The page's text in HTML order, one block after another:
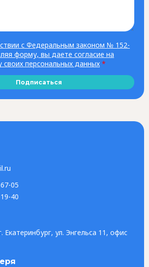
с Федеральным законом № 152-
форму, вы даете согласие на
своих персональных данных *
Подписаться
05
40
Екатеринбург, ул. Энгельса 11, офис